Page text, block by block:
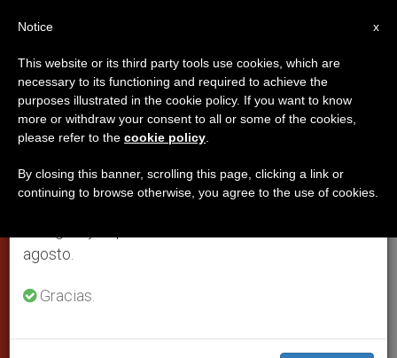
Benedicto XVI: “Reconocer el
rostro del Creador lleva a tener
mayor amor”
Homilía en la Misa del primer día del
W M F T S
×
Aviso importante
Del 27 de julio al 7 de agosto haremos la pausa
anual, aprovechando que en el periodo de verano
se generan menos informaciones y también el
agosto.
Gracias.
x
Notice
This website or its third party tools use cookies, which are
necessary to its functioning and required to achieve the
purposes illustrated in the cookie policy. If you want to know
more or withdraw your consent to all or some of the cookies,
please refer to the cookie policy
By closing this banner, scrolling this page, clicking a link or
continuing to browse otherwise, you agree to the use of cookies.